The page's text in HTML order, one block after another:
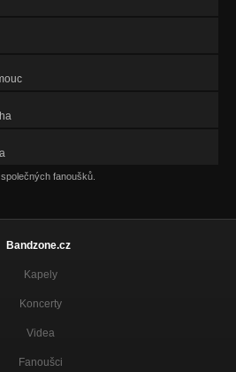
fanoušků.
Bandzone.cz
Kapely
Koncerty
Videa
Fanoušci